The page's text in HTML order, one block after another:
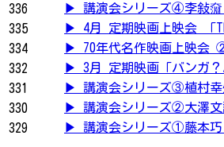
336
▶ 講演会シリーズ④李敍奫
335
▶ 4月 定期映画上映会 「
334
▶ 70年代名作映画上映会 ②
332
▶ 3月 定期映画「バンガ？
331
▶ 講演会シリーズ③植村幸
330
▶ 講演会シリーズ②大澤文
329
▶ 講演会シリーズ①藤本